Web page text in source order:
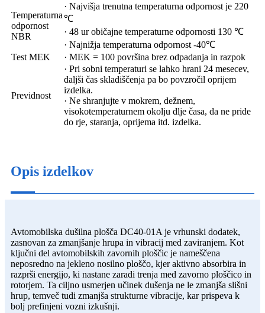
Temperaturna
odpornost
NBR
· Najvišja trenutna temperaturna odpornost je 220
℃
· 48 ur običajne temperaturne odpornosti 130 ℃
· Najnižja temperaturna odpornost -40℃
Test MEK
· MEK = 100 površina brez odpadanja in razpok
Previdnost
· Pri sobni temperaturi se lahko hrani 24 mesecev,
daljši čas skladiščenja pa bo povzročil oprijem
izdelka.
· Ne shranjujte v mokrem, dežnem,
visokotemperaturnem okolju dlje časa, da ne pride
do rje, staranja, oprijema itd. izdelka.
Opis izdelkov
Avtomobilska dušilna plošča DC40-01A je vrhunski dodatek,
zasnovan za zmanjšanje hrupa in vibracij med zaviranjem. Kot
ključni del avtomobilskih zavornih ploščic je nameščena
neposredno na jekleno nosilno ploščo, kjer aktivno absorbira in
razprši energijo, ki nastane zaradi trenja med zavorno ploščico in
rotorjem. Ta ciljno usmerjen učinek dušenja ne le zmanjša slišni
hrup, temveč tudi zmanjša strukturne vibracije, kar prispeva k
bolj prefinjeni vozni izkušnji.